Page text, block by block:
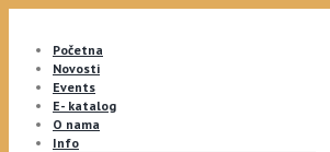
Početna
Novosti
Events
E- katalog
O nama
Info